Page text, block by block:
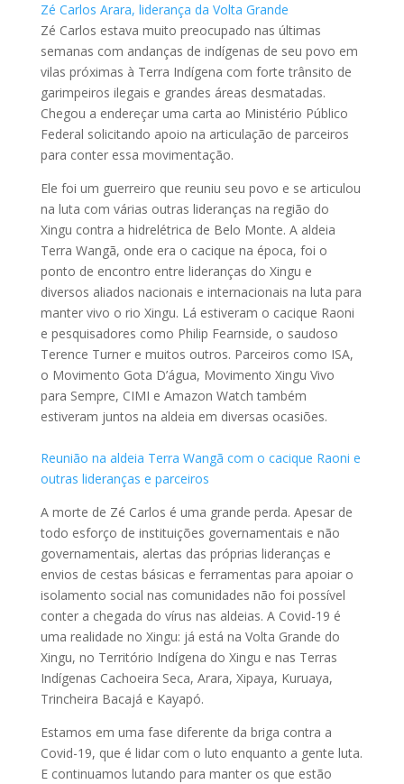
Zé Carlos Arara, liderança da Volta Grande
Zé Carlos estava muito preocupado nas últimas
semanas com andanças de indígenas de seu povo em
vilas próximas à Terra Indígena com forte trânsito de
garimpeiros ilegais e grandes áreas desmatadas.
Chegou a endereçar uma carta ao Ministério Público
Federal solicitando apoio na articulação de parceiros
para conter essa movimentação.
Ele foi um guerreiro que reuniu seu povo e se articulou
na luta com várias outras lideranças na região do
Xingu contra a hidrelétrica de Belo Monte. A aldeia
Terra Wangã, onde era o cacique na época, foi o
ponto de encontro entre lideranças do Xingu e
diversos aliados nacionais e internacionais na luta para
manter vivo o rio Xingu. Lá estiveram o cacique Raoni
e pesquisadores como Philip Fearnside, o saudoso
Terence Turner e muitos outros. Parceiros como ISA,
o Movimento Gota D’água, Movimento Xingu Vivo
para Sempre, CIMI e Amazon Watch também
estiveram juntos na aldeia em diversas ocasiões.
Reunião na aldeia Terra Wangã com o cacique Raoni e
outras lideranças e parceiros
A morte de Zé Carlos é uma grande perda. Apesar de
todo esforço de instituições governamentais e não
governamentais, alertas das próprias lideranças e
envios de cestas básicas e ferramentas para apoiar o
isolamento social nas comunidades não foi possível
conter a chegada do vírus nas aldeias. A Covid-19 é
uma realidade no Xingu: já está na Volta Grande do
Xingu, no Território Indígena do Xingu e nas Terras
Indígenas Cachoeira Seca, Arara, Xipaya, Kuruaya,
Trincheira Bacajá e Kayapó.
Estamos em uma fase diferente da briga contra a
Covid-19, que é lidar com o luto enquanto a gente luta.
E continuamos lutando para manter os que estão